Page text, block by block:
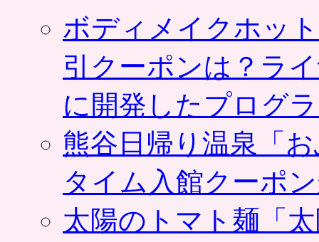
ボディメイクホッ
引クーポンは？ラ
に開発したプログ
熊谷日帰り温泉「
タイム入館クーポ
太陽のトマト麺「